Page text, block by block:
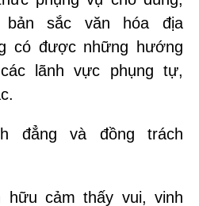
sắc văn hóa địa
có được những hướng
lãnh vực phụng tự,
đẳng và đồng trách
hữu cảm thấy vui, vinh